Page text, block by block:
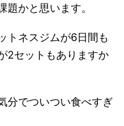
題かと思います。
トネスジムが6日間も
2セットもありますか
分でついつい食べすぎ